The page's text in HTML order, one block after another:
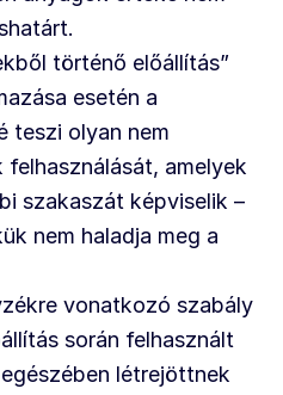
történő előállítás”
esetén a
teszi olyan nem
amelyek
szakaszát képviselik –
nem haladja meg a
vonatkozó szabály
során felhasznált
létrejöttnek